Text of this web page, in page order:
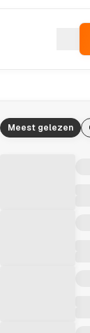
Meest gelezen